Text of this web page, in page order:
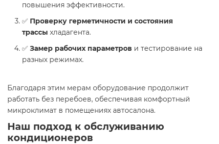
повышения эффективности.
✅ Проверку герметичности и состояния
трассы хладагента.
✅ Замер рабочих параметров и тестирование на
разных режимах.
Благодаря этим мерам оборудование продолжит
работать без перебоев, обеспечивая комфортный
микроклимат в помещениях автосалона.
Наш подход к обслуживанию
кондиционеров